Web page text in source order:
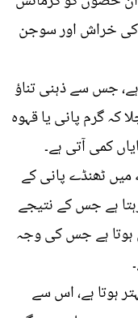
کی خراش اور سوجن
جس سے ذہنی تناؤ
کہ گرم پانی یا قہوہ
کمی آتی ہے۔
ٹھنڈے پانی کے
ہے جس کے نتیجے
ہوتا ہے جس کی وجہ
ہوتا ہے، اس سے